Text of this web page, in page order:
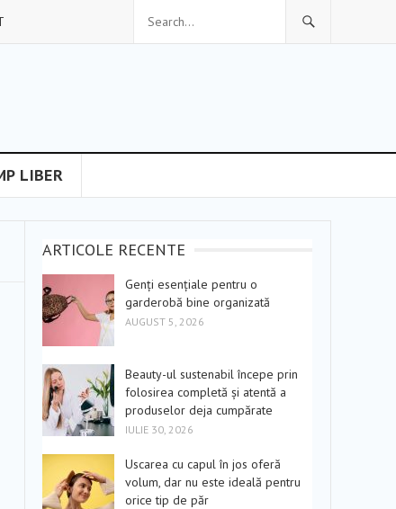
LIBER
ARTICOLE RECENTE
Genți esențiale pentru o
garderobă bine organizată
AUGUST 5, 2026
Beauty-ul sustenabil începe prin
folosirea completă și atentă a
produselor deja cumpărate
IULIE 30, 2026
Uscarea cu capul în jos oferă
volum, dar nu este ideală pentru
orice tip de păr